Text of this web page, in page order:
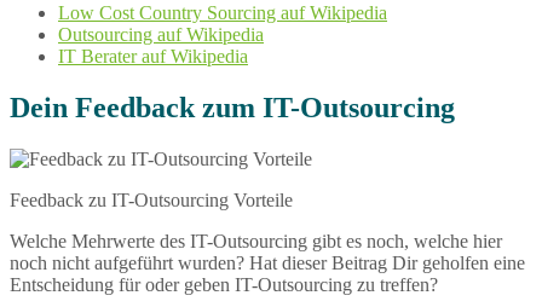
Low Cost Country Sourcing auf Wikipedia
Outsourcing auf Wikipedia
IT Berater auf Wikipedia
Dein Feedback zum IT-Outsourcing
Feedback zu IT-Outsourcing Vorteile
Welche Mehrwerte des IT-Outsourcing gibt es noch, welche hier
noch nicht aufgeführt wurden? Hat dieser Beitrag Dir geholfen eine
Entscheidung für oder geben IT-Outsourcing zu treffen?